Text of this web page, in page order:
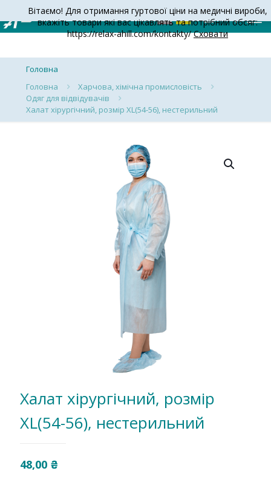
Головна
Головна
Харчова, хімічна промисловість
Одяг для відвідувачів
Халат хірургічний, розмір ХL(54-56), нестерильний
Халат хірургічний, розмір
ХL(54-56), нестерильний
48,00 ₴
Вітаємо! Для отримання гуртової ціни на медичні вироби,
вкажіть товари які вас цікавлять та потрібний обсяг:
https://relax-ahill.com/kontakty/Сховати